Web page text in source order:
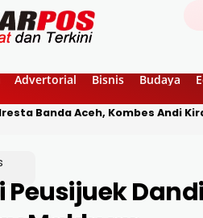
Advertorial Bisnis Budaya
Banda Aceh, Kombes Andi
Peusijuek